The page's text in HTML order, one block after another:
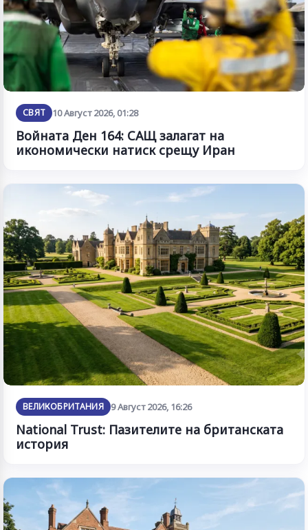
СВЯТ 10 Август 2026, 01:28
Войната Ден 164: САЩ залагат на
икономически натиск срещу Иран
ВЕЛИКОБРИТАНИЯ 9 Август 2026, 16:26
National Trust: Пазителите на британската
история